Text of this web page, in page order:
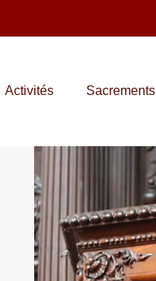
Activités Sacrements